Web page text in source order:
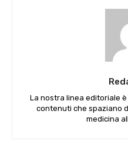
La nostra linea editoriale
contenuti che spaziano
medicina